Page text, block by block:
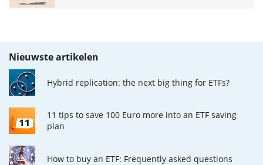
Nieuwste artikelen
Hybrid replication: the next big thing for ETFs?
11 tips to save 100 Euro more into an ETF saving
plan
How to buy an ETF: Frequently asked questions